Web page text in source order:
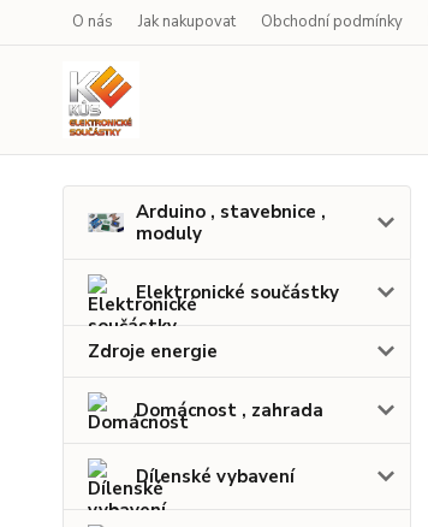
O nás Jak nakupovat Obchodní podmínky
Arduino , stavebnice ,
moduly
Elektronické součástky
Zdroje energie
Domácnost , zahrada
Dílenské vybavení